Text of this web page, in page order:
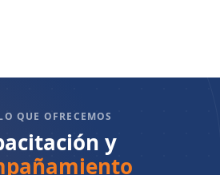
QUE OFRECEMOS
y